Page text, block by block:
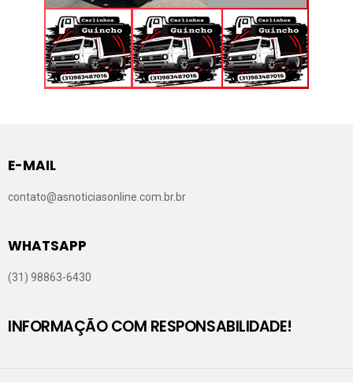
E-MAIL
contato@asnoticiasonline.com.br.br
WHATSAPP
(31) 98863-6430
INFORMAÇÃO COM RESPONSABILIDADE!